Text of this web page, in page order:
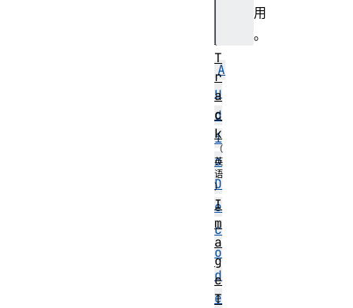
用
。
A
u
d
i
o
D
e
c
o
d
e
T
r
a
c
k
I
m
a
g
e
T